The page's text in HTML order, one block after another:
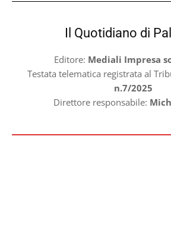
Il Quotidiano di
Editore: Mediali Impresa
Testata telematica registrata al
n.7/2025
Direttore responsabile: